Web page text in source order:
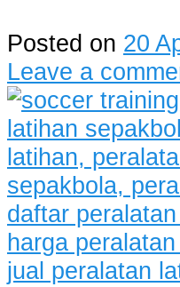
Posted on 20
Leave a